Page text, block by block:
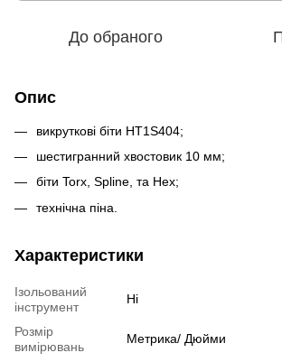
До обраного
Опис
викруткові біти HT1S404;
шестигранний хвостовик 10 мм;
біти Torx, Spline, та Hex;
технічна піна.
Характеристики
Ізольований
інструмент
Ні
Розмір
вимірювань
Метрика/ Дюйми